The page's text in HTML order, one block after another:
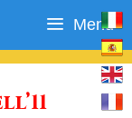
Menu